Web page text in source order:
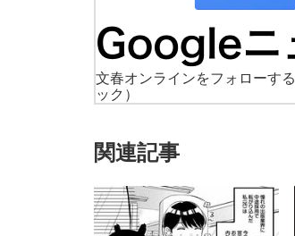
文春オンラインをフォローする
ック）
関連記事